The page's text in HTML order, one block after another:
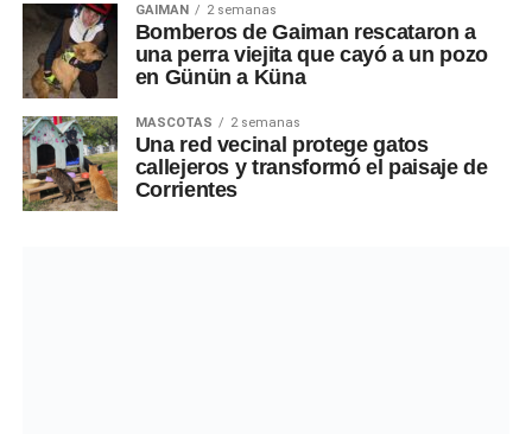
GAIMAN 2 semanas
Bomberos de Gaiman rescataron a
una perra viejita que cayó a un pozo
en Günün a Küna
MASCOTAS 2 semanas
Una red vecinal protege gatos
callejeros y transformó el paisaje de
Corrientes